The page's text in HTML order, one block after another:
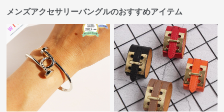
メンズアクセサリーバングルのおすすめアイテム